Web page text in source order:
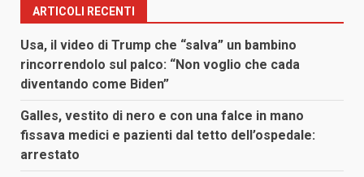
ARTICOLI RECENTI
Usa, il video di Trump che “salva” un bambino
rincorrendolo sul palco: “Non voglio che cada
diventando come Biden”
Galles, vestito di nero e con una falce in mano
fissava medici e pazienti dal tetto dell’ospedale:
arrestato